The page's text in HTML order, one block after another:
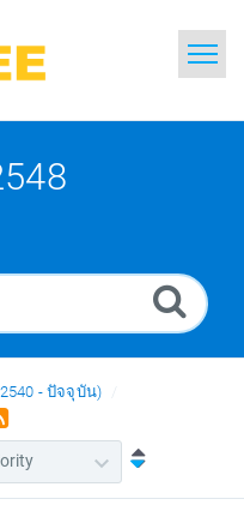
- ปัจจุบัน)